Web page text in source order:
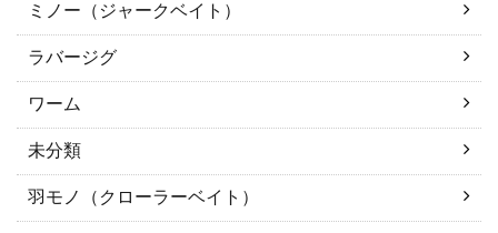
ミノー（ジャークベイト）
ラバージグ
ワーム
未分類
羽モノ（クローラーベイト）